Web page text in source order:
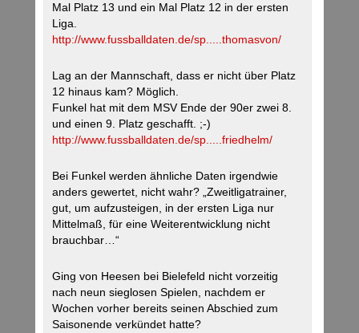
Mal Platz 13 und ein Mal Platz 12 in der ersten
Liga.
http://www.fussballdaten.de/sp.....thomasvon/
Lag an der Mannschaft, dass er nicht über Platz
12 hinaus kam? Möglich.
Funkel hat mit dem MSV Ende der 90er zwei 8.
und einen 9. Platz geschafft. ;-)
http://www.fussballdaten.de/sp.....friedhelm/
Bei Funkel werden ähnliche Daten irgendwie
anders gewertet, nicht wahr? „Zweitligatrainer,
gut, um aufzusteigen, in der ersten Liga nur
Mittelmaß, für eine Weiterentwicklung nicht
brauchbar…“
Ging von Heesen bei Bielefeld nicht vorzeitig
nach neun sieglosen Spielen, nachdem er
Wochen vorher bereits seinen Abschied zum
Saisonende verkündet hatte?